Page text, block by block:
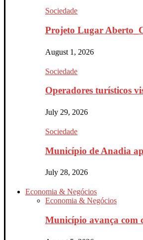
Sociedade
Projeto Lugar
August 1, 2026
Sociedade
Operadores turísticos
July 29, 2026
Sociedade
Município de Anadia
July 28, 2026
Economia & Negócios
Economia & Negócios
Município avança com